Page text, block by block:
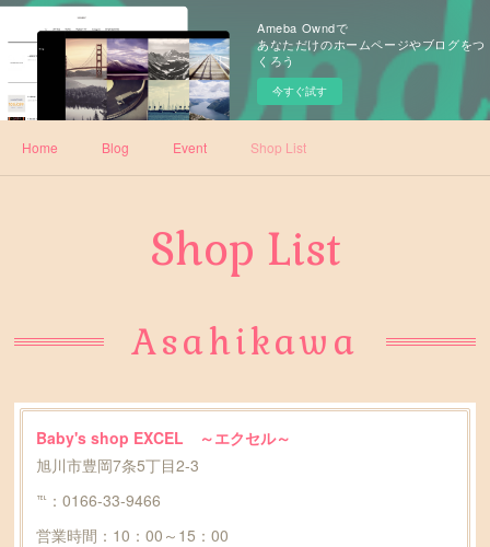
Ameba Owndで
あなただけのホームページやブログをつ
くろう
今すぐ試す
Home Blog Event Shop List
Shop List
Asahikawa
Baby's shop EXCEL ～エクセル～
旭川市豊岡7条5丁目2-3
℡：0166-33-9466
営業時間：10：00～15：00